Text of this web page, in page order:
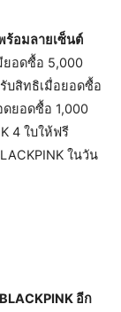
ร้อมลายเซ็นต์
ยอดซื้อ 5,000
บสิทธิเมื่อยอดซื้อ
ยอดซื้อ 1,000
4 ใบให้ฟรี
ในวัน
อีก